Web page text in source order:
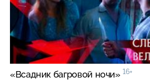
«Всадник багровой ночи» 16+